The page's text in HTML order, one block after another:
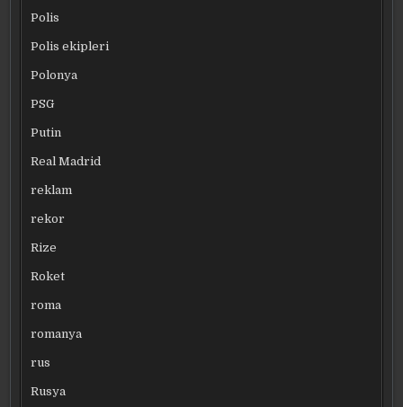
Polis
Polis ekipleri
Polonya
PSG
Putin
Real Madrid
reklam
rekor
Rize
Roket
roma
romanya
rus
Rusya